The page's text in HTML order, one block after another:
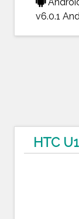
v6.0.1
HTC